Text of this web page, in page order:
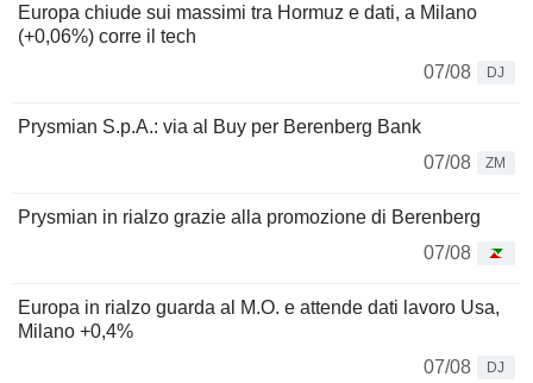
Europa chiude sui massimi tra Hormuz e dati, a Milano
(+0,06%) corre il tech
07/08
DJ
Prysmian S.p.A.: via al Buy per Berenberg Bank
07/08
ZM
Prysmian in rialzo grazie alla promozione di Berenberg
07/08
Europa in rialzo guarda al M.O. e attende dati lavoro Usa,
Milano +0,4%
07/08
DJ